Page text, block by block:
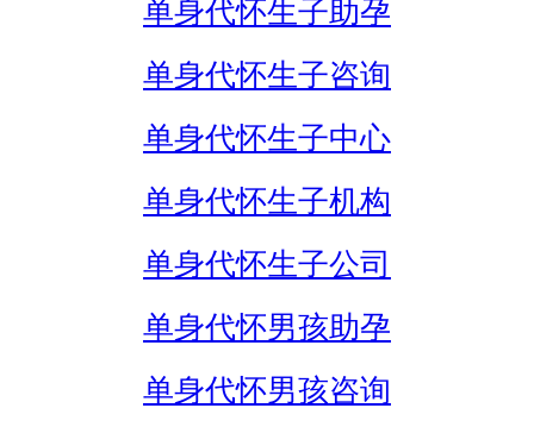
单身代怀生子助孕
单身代怀生子咨询
单身代怀生子中心
单身代怀生子机构
单身代怀生子公司
单身代怀男孩助孕
单身代怀男孩咨询